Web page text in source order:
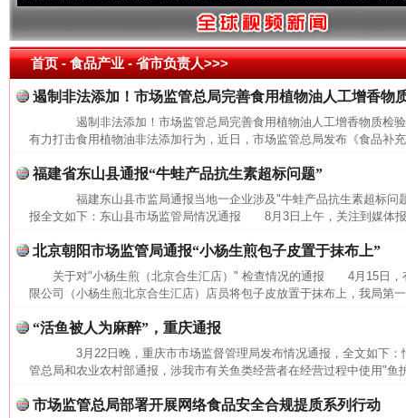
首页- 食品产业 -省市负责人>>>
遏制非法添加！市场监管总局完善食用植物油人工增香物
遏制非法添加！市场监管总局完善食用植物油人工增香物质
有力打击食用植物油非法添加行为，近日，市场监管总局发布《食品补
福建省东山县通报“牛蛙产品抗生素超标问题”
福建东山县市监局通报当地一企业涉及"牛蛙产品抗生素超标问
报全文如下：东山县市场监管局情况通报 8月3日上午，关注到媒体
北京朝阳市场监管局通报“小杨生煎包子皮置于抹布上”
关于对"小杨生煎（北京合生汇店）" 检查情况的通报 4月15日，
限公司（小杨生煎北京合生汇店）店员将包子皮放置于抹布上，我局第
“活鱼被人为麻醉”，重庆通报
3月22日晚，重庆市市场监督管理局发布情况通报，全文如下
管总局和农业农村部通报，涉我市有关鱼类经营者在经营过程中使用"鱼
市场监管总局部署开展网络食品安全合规提质系列行动